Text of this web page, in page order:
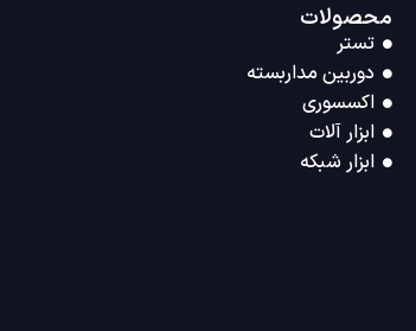
محصولات
تستر
دوربین مداربسته
اکسسوری
ابزار آلات
ابزار شبکه